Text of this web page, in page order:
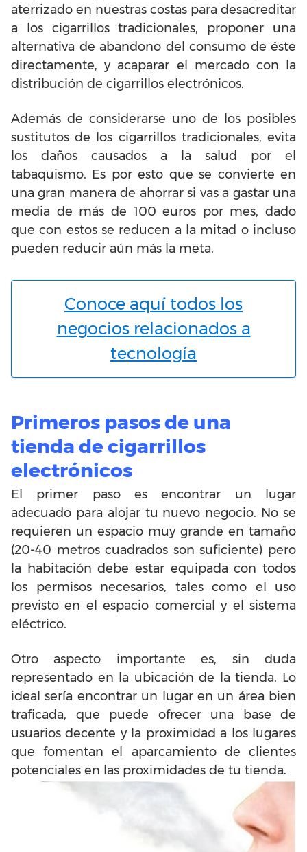
aterrizado en nuestras costas para desacreditar
a los cigarrillos tradicionales, proponer una
alternativa de abandono del consumo de éste
directamente, y acaparar el mercado con la
distribución de cigarrillos electrónicos.
Además de considerarse uno de los posibles
sustitutos de los cigarrillos tradicionales, evita
los daños causados ​​a la salud por el
tabaquismo. Es por esto que se convierte en
una gran manera de ahorrar si vas a gastar una
media de más de 100 euros por mes, dado
que con estos se reducen a la mitad o incluso
pueden reducir aún más la meta.
Conoce aquí todos los
negocios relacionados a
tecnología
Primeros pasos de una
tienda de cigarrillos
electrónicos
El primer paso es encontrar un lugar
adecuado para alojar tu nuevo negocio. No se
requieren un espacio muy grande en tamaño
(20-40 metros cuadrados son suficiente) pero
la habitación debe estar equipada con todos
los permisos necesarios, tales como el uso
previsto en el espacio comercial y el sistema
eléctrico.
Otro aspecto importante es, sin duda
representado en la ubicación de la tienda. Lo
ideal sería encontrar un lugar en un área bien
traficada, que puede ofrecer una base de
usuarios decente y la proximidad a los lugares
que fomentan el aparcamiento de clientes
potenciales en las proximidades de tu tienda.